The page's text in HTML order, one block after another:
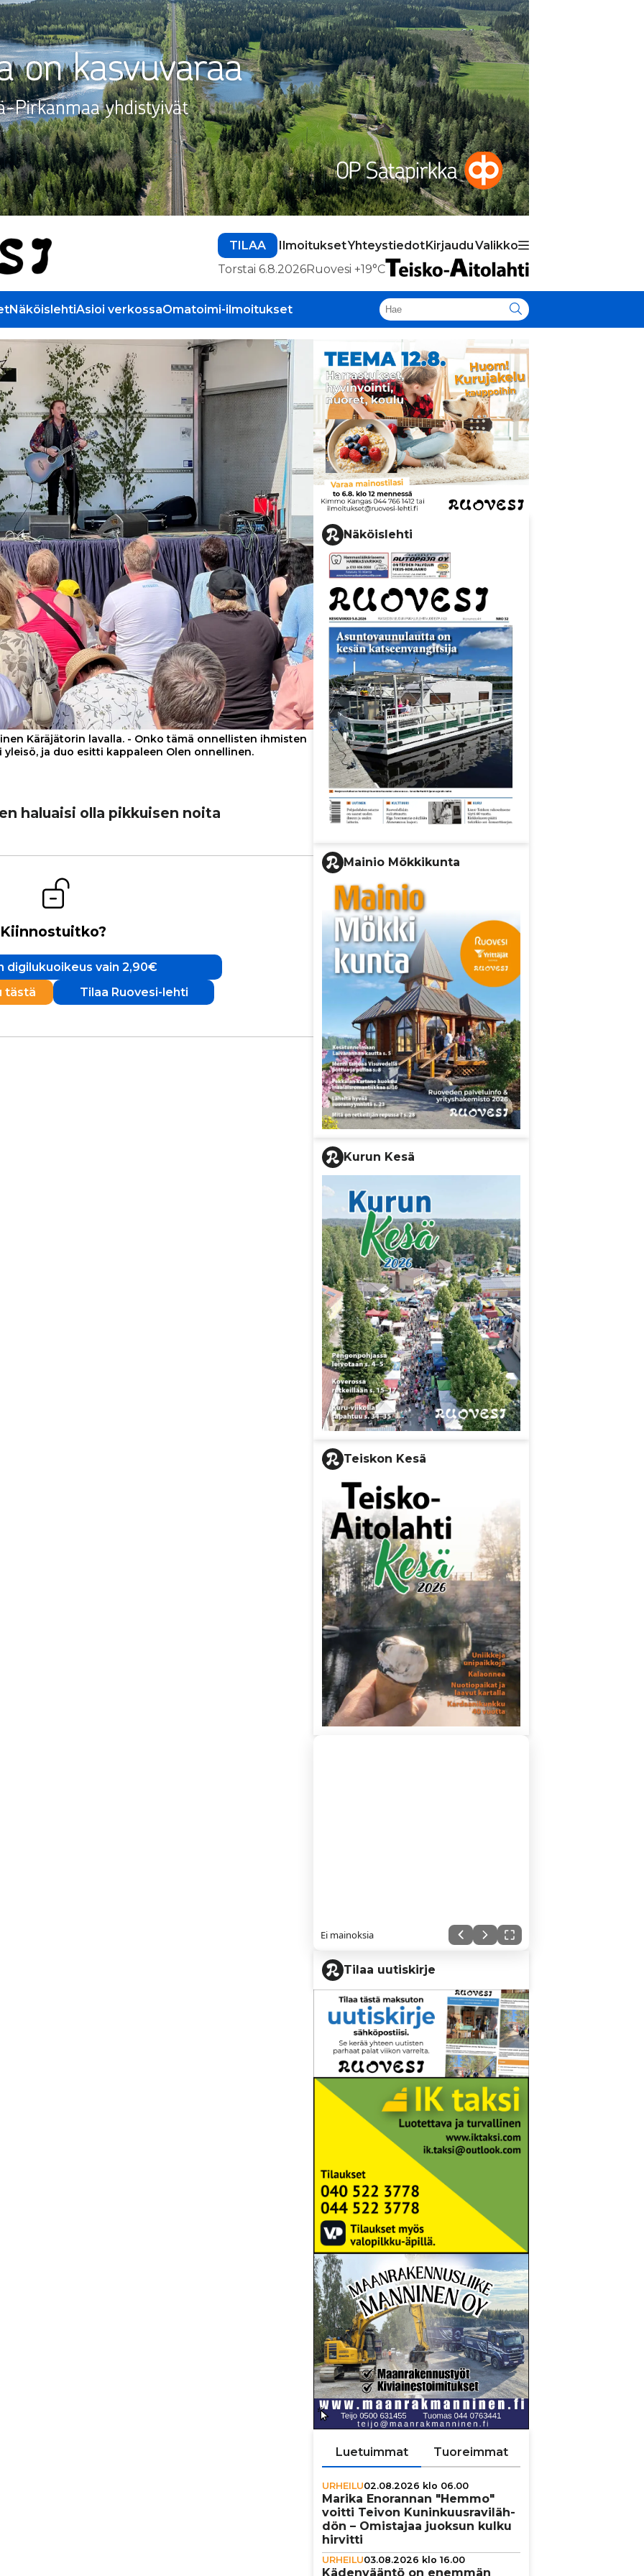
TILAA IlmoituksetYhteystiedotKirjauduValikko
Torstai 6.8.2026Ruovesi +19°C
NäköislehtiAsioi verkossaOmatoimi-ilmoitukset
Käräjätorin lavalla. - Onko tämä onnellisten ihmisten
ja duo esitti kappaleen Olen onnellinen.
haluaisi olla pikkuisen noita
Kiinnostuitko?
digilukuoikeus vain 2,90€
tästä
Tilaa Ruovesi-lehti
Näköislehti
Mainio Mökkikunta
Kurun Kesä
Teiskon Kesä
Ei mainoksia
Tilaa uutiskirje
Luetuimmat Tuoreimmat
URHEILU02.08.2026 klo 06.00
Marika Enorannan "Hemmo"
voitti Teivon Kunin­kuus­ra­vi­läh­
dön – Omistajaa juoksun kulku
hirvitti
URHEILU03.08.2026 klo 16.00
Käden­vääntö on enemmän